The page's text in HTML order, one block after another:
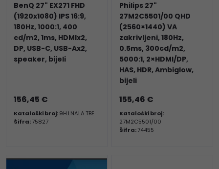
BenQ 27" EX271 FHD
(1920x1080) IPS 16:9,
180Hz, 1000:1, 400
cd/m2, 1ms, HDMIx2,
DP, USB-C, USB-Ax2,
speaker, bijeli
156,45 €
Kataloški broj:9H.LNALA.TBE
Šifra:75827
Philips 27"
27M2C5501/00 QHD
(2560×1440) VA
zakrivljeni, 180Hz,
0.5ms, 300cd/m2,
5000:1, 2×HDMI/DP,
HAS, HDR, Ambiglow,
bijeli
155,46 €
Kataloški broj:
27M2C5501/00
Šifra:74455